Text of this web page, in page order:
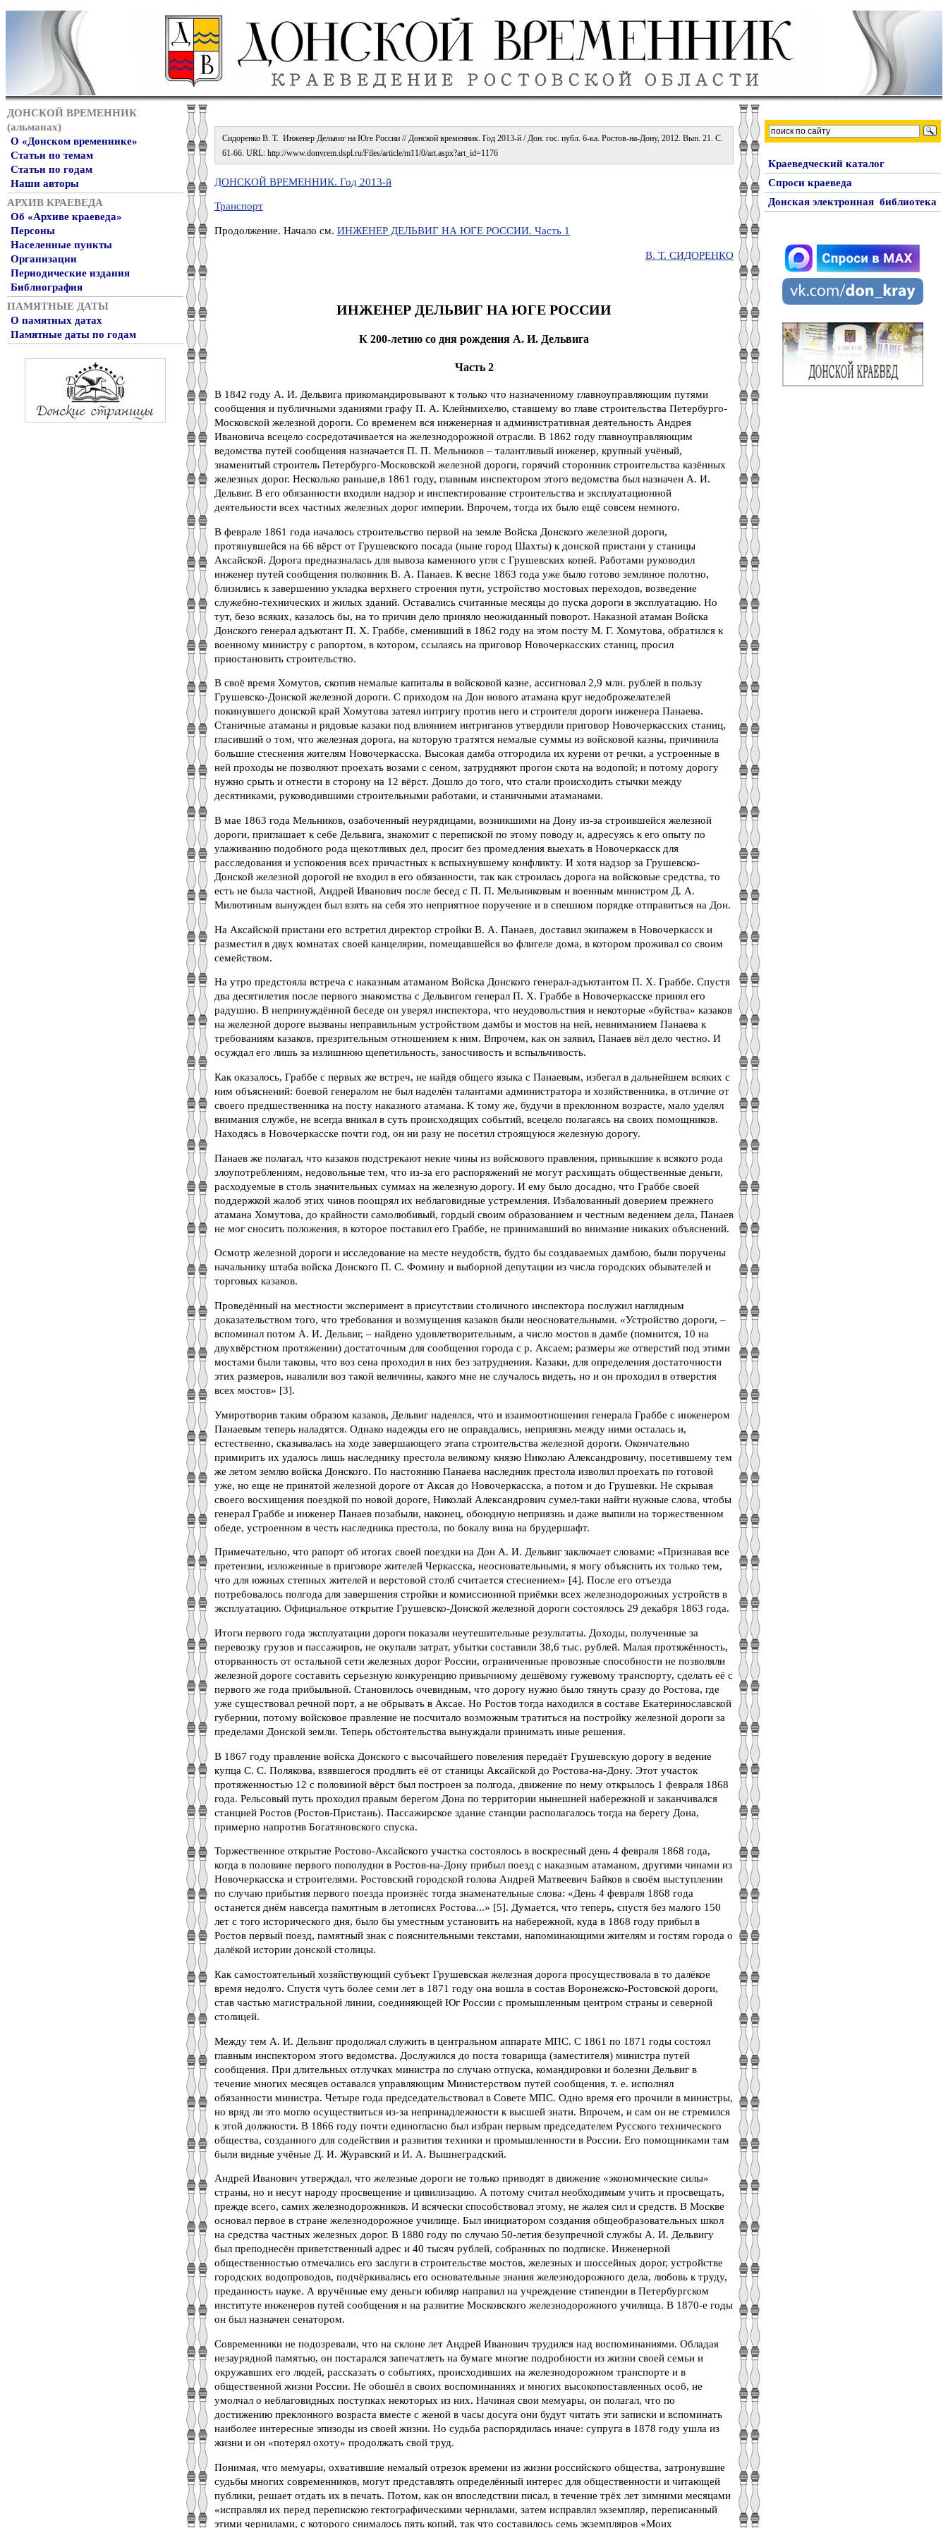
ДОНСКОЙ ВРЕМЕННИК
(альманах)
О «Донском временнике»
Статьи по темам
Статьи по годам
Наши авторы
АРХИВ КРАЕВЕДА
Об «Архиве краеведа»
Персоны
Населенные пункты
Организации
Периодические издания
Библиография
ПАМЯТНЫЕ ДАТЫ
О памятных датах
Памятные даты по годам
Сидоренко В. Т. Инженер Дельвиг на Юге России // Донской временник. Год 2013-й / Дон. гос. публ. б-ка. Ростов-на-Дону, 2012. Вып. 21. С.
61-66. URL: http://www.donvrem.dspl.ru/Files/article/m11/0/art.aspx?art_id=1176
ДОНСКОЙ ВРЕМЕННИК. Год 2013-й
Транспорт
Продолжение. Начало см. ИНЖЕНЕР ДЕЛЬВИГ НА ЮГЕ РОССИИ. Часть 1
В. Т. СИДОРЕНКО
ИНЖЕНЕР ДЕЛЬВИГ НА ЮГЕ РОССИИ
К 200-летию со дня рождения А. И. Дельвига
Часть 2
В 1842 году А. И. Дельвига прикомандировывают к только что назначенному главноуправляющим путями
сообщения и публичными зданиями графу П. А. Клейнмихелю, ставшему во главе строительства Петербурго-
Московской железной дороги. Со временем вся инженерная и административная деятельность Андрея
Ивановича всецело сосредотачивается на железнодорожной отрасли. В 1862 году главноуправляющим
ведомства путей сообщения назначается П. П. Мельников – талантливый инженер, крупный учёный,
знаменитый строитель Петербурго-Московской железной дороги, горячий сторонник строительства казённых
железных дорог. Несколько раньше,в 1861 году, главным инспектором этого ведомства был назначен А. И.
Дельвиг. В его обязанности входили надзор и инспектирование строительства и эксплуатационной
деятельности всех частных железных дорог империи. Впрочем, тогда их было ещё совсем немного.
В феврале 1861 года началось строительство первой на земле Войска Донского железной дороги,
протянувшейся на 66 вёрст от Грушевского посада (ныне город Шахты) к донской пристани у станицы
Аксайской. Дорога предназналась для вывоза каменного угля с Грушевских копей. Работами руководил
инженер путей сообщения полковник В. А. Панаев. К весне 1863 года уже было готово земляное полотно,
близились к завершению укладка верхнего строения пути, устройство мостовых переходов, возведение
служебно-технических и жилых зданий. Оставались считанные месяцы до пуска дороги в эксплуатацию. Но
тут, безо всяких, казалось бы, на то причин дело приняло неожиданный поворот. Наказной атаман Войска
Донского генерал адъютант П. Х. Граббе, сменивший в 1862 году на этом посту М. Г. Хомутова, обратился к
военному министру с рапортом, в котором, ссылаясь на приговор Новочеркасских станиц, просил
приостановить строительство.
В своё время Хомутов, скопив немалые капиталы в войсковой казне, ассигновал 2,9 млн. рублей в пользу
Грушевско-Донской железной дороги. С приходом на Дон нового атамана круг недоброжелателей
покинувшего донской край Хомутова затеял интригу против него и строителя дороги инженера Панаева.
Станичные атаманы и рядовые казаки под влиянием интриганов утвердили приговор Новочеркасских станиц,
гласивший о том, что железная дорога, на которую тратятся немалые суммы из войсковой казны, причинила
большие стеснения жителям Новочеркасска. Высокая дамба отгородила их курени от речки, а устроенные в
ней проходы не позволяют проехать возами с сеном, затрудняют прогон скота на водопой; и потому дорогу
нужно срыть и отнести в сторону на 12 вёрст. Дошло до того, что стали происходить стычки между
десятниками, руководившими строительными работами, и станичными атаманами.
В мае 1863 года Мельников, озабоченный неурядицами, возникшими на Дону из-за строившейся железной
дороги, приглашает к себе Дельвига, знакомит с перепиской по этому поводу и, адресуясь к его опыту по
улаживанию подобного рода щекотливых дел, просит без промедления выехать в Новочеркасск для
расследования и успокоения всех причастных к вспыхнувшему конфликту. И хотя надзор за Грушевско-
Донской железной дорогой не входил в его обязанности, так как строилась дорога на войсковые средства, то
есть не была частной, Андрей Иванович после бесед с П. П. Мельниковым и военным министром Д. А.
Милютиным вынужден был взять на себя это неприятное поручение и в спешном порядке отправиться на Дон.
На Аксайской пристани его встретил директор стройки В. А. Панаев, доставил экипажем в Новочеркасск и
разместил в двух комнатах своей канцелярии, помещавшейся во флигеле дома, в котором проживал со своим
семейством.
На утро предстояла встреча с наказным атаманом Войска Донского генерал-адъютантом П. Х. Граббе. Спустя
два десятилетия после первого знакомства с Дельвигом генерал П. Х. Граббе в Новочеркасске принял его
радушно. В непринуждённой беседе он уверял инспектора, что неудовольствия и некоторые «буйства» казаков
на железной дороге вызваны неправильным устройством дамбы и мостов на ней, невниманием Панаева к
требованиям казаков, презрительным отношением к ним. Впрочем, как он заявил, Панаев вёл дело честно. И
осуждал его лишь за излишнюю щепетильность, заносчивость и вспыльчивость.
Как оказалось, Граббе с первых же встреч, не найдя общего языка с Панаевым, избегал в дальнейшем всяких с
ним объяснений: боевой генералом не был наделён талантами администратора и хозяйственника, в отличие от
своего предшественника на посту наказного атамана. К тому же, будучи в преклонном возрасте, мало уделял
внимания службе, не всегда вникал в суть происходящих событий, всецело полагаясь на своих помощников.
Находясь в Новочеркасске почти год, он ни разу не посетил строящуюся железную дорогу.
Панаев же полагал, что казаков подстрекают некие чины из войскового правления, привыкшие к всякого рода
злоупотреблениям, недовольные тем, что из-за его распоряжений не могут расхищать общественные деньги,
расходуемые в столь значительных суммах на железную дорогу. И ему было досадно, что Граббе своей
поддержкой жалоб этих чинов поощрял их неблаговидные устремления. Избалованный доверием прежнего
атамана Хомутова, до крайности самолюбивый, гордый своим образованием и честным ведением дела, Панаев
не мог сносить положения, в которое поставил его Граббе, не принимавший во внимание никаких объяснений.
Осмотр железной дороги и исследование на месте неудобств, будто бы создаваемых дамбою, были поручены
начальнику штаба войска Донского П. С. Фомину и выборной депутации из числа городских обывателей и
торговых казаков.
Проведённый на местности эксперимент в присутствии столичного инспектора послужил наглядным
доказательством того, что требования и возмущения казаков были неосновательными. «Устройство дороги, –
вспоминал потом А. И. Дельвиг, – найдено удовлетворительным, а число мостов в дамбе (помнится, 10 на
двухвёрстном протяжении) достаточным для сообщения города с р. Аксаем; размеры же отверстий под этими
мостами были таковы, что воз сена проходил в них без затруднения. Казаки, для определения достаточности
этих размеров, навалили воз такой величины, какого мне не случалось видеть, но и он проходил в отверстия
всех мостов» [3].
Умиротворив таким образом казаков, Дельвиг надеялся, что и взаимоотношения генерала Граббе с инженером
Панаевым теперь наладятся. Однако надежды его не оправдались, неприязнь между ними осталась и,
естественно, сказывалась на ходе завершающего этапа строительства железной дороги. Окончательно
примирить их удалось лишь наследнику престола великому князю Николаю Александровичу, посетившему тем
же летом землю войска Донского. По настоянию Панаева наследник престола изволил проехать по готовой
уже, но еще не принятой железной дороге от Аксая до Новочеркасска, а потом и до Грушевки. Не скрывая
своего восхищения поездкой по новой дороге, Николай Александрович сумел-таки найти нужные слова, чтобы
генерал Граббе и инженер Панаев позабыли, наконец, обоюдную неприязнь и даже выпили на торжественном
обеде, устроенном в честь наследника престола, по бокалу вина на брудершафт.
Примечательно, что рапорт об итогах своей поездки на Дон А. И. Дельвиг заключает словами: «Признавая все
претензии, изложенные в приговоре жителей Черкасска, неосновательными, я могу объяснить их только тем,
что для южных степных жителей и верстовой столб считается стеснением» [4]. После его отъезда
потребовалось полгода для завершения стройки и комиссионной приёмки всех железнодорожных устройств в
эксплуатацию. Официальное открытие Грушевско-Донской железной дороги состоялось 29 декабря 1863 года.
Итоги первого года эксплуатации дороги показали неутешительные результаты. Доходы, полученные за
перевозку грузов и пассажиров, не окупали затрат, убытки составили 38,6 тыс. рублей. Малая протяжённость,
оторванность от остальной сети железных дорог России, ограниченные провозные способности не позволяли
железной дороге составить серьезную конкуренцию привычному дешёвому гужевому транспорту, сделать её с
первого же года прибыльной. Становилось очевидным, что дорогу нужно было тянуть сразу до Ростова, где
уже существовал речной порт, а не обрывать в Аксае. Но Ростов тогда находился в составе Екатеринославской
губернии, потому войсковое правление не посчитало возможным тратиться на постройку железной дороги за
пределами Донской земли. Теперь обстоятельства вынуждали принимать иные решения.
В 1867 году правление войска Донского с высочайшего повеления передаёт Грушевскую дорогу в ведение
купца С. С. Полякова, взявшегося продлить её от станицы Аксайской до Ростова-на-Дону. Этот участок
протяженностью 12 с половиной вёрст был построен за полгода, движение по нему открылось 1 февраля 1868
года. Рельсовый путь проходил правым берегом Дона по территории нынешней набережной и заканчивался
станцией Ростов (Ростов-Пристань). Пассажирское здание станции располагалось тогда на берегу Дона,
примерно напротив Богатяновского спуска.
Торжественное открытие Ростово-Аксайского участка состоялось в воскресный день 4 февраля 1868 года,
когда в половине первого пополудни в Ростов-на-Дону прибыл поезд с наказным атаманом, другими чинами из
Новочеркасска и строителями. Ростовский городской голова Андрей Матвеевич Байков в своём выступлении
по случаю прибытия первого поезда произнёс тогда знаменательные слова: «День 4 февраля 1868 года
останется днём навсегда памятным в летописях Ростова...» [5]. Думается, что теперь, спустя без малого 150
лет с того исторического дня, было бы уместным установить на набережной, куда в 1868 году прибыл в
Ростов первый поезд, памятный знак с пояснительными текстами, напоминающими жителям и гостям города о
далёкой истории донской столицы.
Как самостоятельный хозяйствующий субъект Грушевская железная дорога просуществовала в то далёкое
время недолго. Спустя чуть более семи лет в 1871 году она вошла в состав Воронежско-Ростовской дороги,
став частью магистральной линии, соединяющей Юг России с промышленным центром страны и северной
столицей.
Между тем А. И. Дельвиг продолжал служить в центральном аппарате МПС. С 1861 по 1871 годы состоял
главным инспектором этого ведомства. Дослужился до поста товарища (заместителя) министра путей
сообщения. При длительных отлучках министра по случаю отпуска, командировки и болезни Дельвиг в
течение многих месяцев оставался управляющим Министерством путей сообщения, т. е. исполнял
обязанности министра. Четыре года председательствовал в Совете МПС. Одно время его прочили в министры,
но вряд ли это могло осуществиться из-за непринадлежности к высшей знати. Впрочем, и сам он не стремился
к этой должности. В 1866 году почти единогласно был избран первым председателем Русского технического
общества, созданного для содействия и развития техники и промышленности в России. Его помощниками там
были видные учёные Д. И. Журавский и И. А. Вышнеградский.
Андрей Иванович утверждал, что железные дороги не только приводят в движение «экономические силы»
страны, но и несут народу просвещение и цивилизацию. А потому считал необходимым учить и просвещать,
прежде всего, самих железнодорожников. И всячески способствовал этому, не жалея сил и средств. В Москве
основал первое в стране железнодорожное училище. Был инициатором создания общеобразовательных школ
на средства частных железных дорог. В 1880 году по случаю 50-летия безупречной службы А. И. Дельвигу
был преподнесён приветственный адрес и 40 тысяч рублей, собранных по подписке. Инженерной
общественностью отмечались его заслуги в строительстве мостов, железных и шоссейных дорог, устройстве
городских водопроводов, подчёркивались его основательные знания железнодорожного дела, любовь к труду,
преданность науке. А вручённые ему деньги юбиляр направил на учреждение стипендии в Петербургском
институте инженеров путей сообщения и на развитие Московского железнодорожного училища. В 1870-е годы
он был назначен сенатором.
Современники не подозревали, что на склоне лет Андрей Иванович трудился над воспоминаниями. Обладая
незаурядной памятью, он постарался запечатлеть на бумаге многие подробности из жизни своей семьи и
окружавших его людей, рассказать о событиях, происходивших на железнодорожном транспорте и в
общественной жизни России. Не обошёл в своих воспоминаниях и многих высокопоставленных особ, не
умолчал о неблаговидных поступках некоторых из них. Начиная свои мемуары, он полагал, что по
достижению преклонного возраста вместе с женой в часы досуга они будут читать эти записки и вспоминать
наиболее интересные эпизоды из своей жизни. Но судьба распорядилась иначе: супруга в 1878 году ушла из
жизни и он «потерял охоту» продолжать свой труд.
Понимая, что мемуары, охватившие немалый отрезок времени из жизни российского общества, затронувшие
судьбы многих современников, могут представлять определённый интерес для общественности и читающей
публики, решает отдать их в печать. Потом, как он впоследствии писал, в течение трёх лет зимними месяцами
«исправлял их перед перепискою гектографическими чернилами, затем исправлял экземпляр, переписанный
этими чернилами, с которого снималось пять копий, так что составилось семь экземпляров «Моих
Краеведческий каталог
Спроси краеведа
Донская электронная библиотека